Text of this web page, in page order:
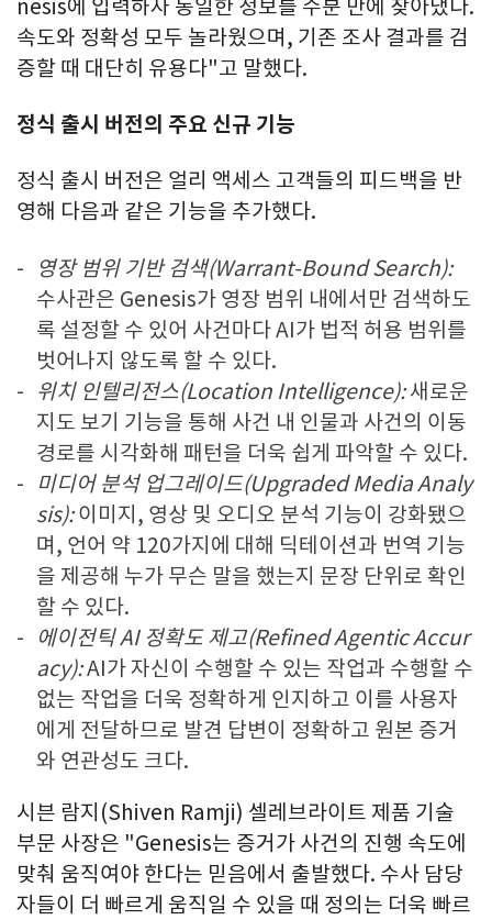
nesis에 입력하자 동일한 정보를 수분 만에 찾아냈다.
속도와 정확성 모두 놀라웠으며, 기존 조사 결과를 검
증할 때 대단히 유용다"고 말했다.
정식 출시 버전의 주요 신규 기능
정식 출시 버전은 얼리 액세스 고객들의 피드백을 반
영해 다음과 같은 기능을 추가했다.
영장 범위 기반 검색(Warrant-Bound Search):
수사관은 Genesis가 영장 범위 내에서만 검색하도
록 설정할 수 있어 사건마다 AI가 법적 허용 범위를
벗어나지 않도록 할 수 있다.
위치 인텔리전스(Location Intelligence):새로운
지도 보기 기능을 통해 사건 내 인물과 사건의 이동
경로를 시각화해 패턴을 더욱 쉽게 파악할 수 있다.
미디어 분석 업그레이드(Upgraded Media Analy
sis):이미지, 영상 및 오디오 분석 기능이 강화됐으
며, 언어 약 120가지에 대해 딕테이션과 번역 기능
을 제공해 누가 무슨 말을 했는지 문장 단위로 확인
할 수 있다.
에이전틱 AI 정확도 제고(Refined Agentic Accur
acy):AI가 자신이 수행할 수 있는 작업과 수행할 수
없는 작업을 더욱 정확하게 인지하고 이를 사용자
에게 전달하므로 발견 답변이 정확하고 원본 증거
와 연관성도 크다.
시븐 람지(Shiven Ramji) 셀레브라이트 제품 기술
부문 사장은 "Genesis는 증거가 사건의 진행 속도에
맞춰 움직여야 한다는 믿음에서 출발했다. 수사 담당
자들이 더 빠르게 움직일 수 있을 때 정의는 더욱 빠르